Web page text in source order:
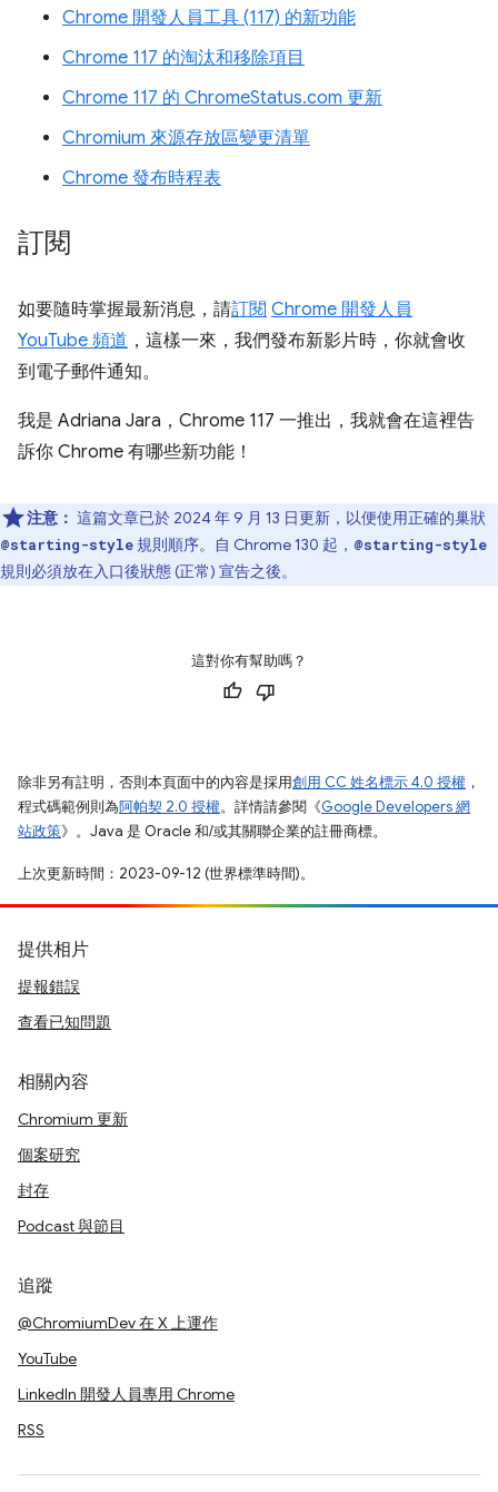
Chrome 開發人員工具 (117) 的新功能
Chrome 117 的淘汰和移除項目
Chrome 117 的 ChromeStatus.com 更新
Chromium 來源存放區變更清單
Chrome 發布時程表
訂閱
如要隨時掌握最新消息，請訂閱 Chrome 開發人員
YouTube 頻道 ，這樣一來，我們發布新影片時，你就會收
到電子郵件通知。
我是 Adriana Jara，Chrome 117 一推出，我就會在這裡告
訴你 Chrome 有哪些新功能！
注意： 這篇文章已於 2024 年 9 月 13 日更新，以便使用正確的巢狀
@starting-style 規則順序。自 Chrome 130 起， @starting-style
規則必須放在入口後狀態 (正常) 宣告之後。
這對你有幫助嗎？
除非另有註明，否則本頁面中的內容是採用創用 CC 姓名標示 4.0 授權 ，
程式碼範例則為阿帕契 2.0 授權。詳情請參閱《Google Developers 網
站政策》。Java 是 Oracle 和/或其關聯企業的註冊商標。
上次更新時間：2023-09-12 (世界標準時間)。
提供相片
提報錯誤
查看已知問題
相關內容
Chromium 更新
個案研究
封存
Podcast 與節目
追蹤
@ChromiumDev 在 X 上運作
YouTube
LinkedIn 開發人員專用 Chrome
RSS